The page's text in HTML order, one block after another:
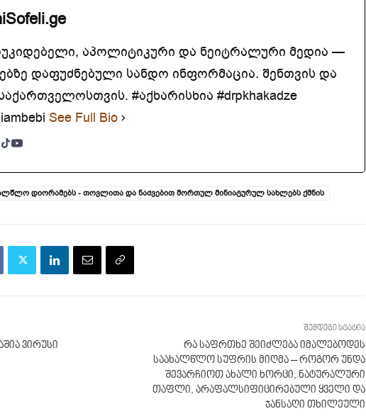
აპოლიტიკური და ნეიტრალური მედია —
დაფუძნებული სანდო ინფორმაცია. შენთვის და
#აქხარისხია #drpkhakadze
See Full Bio
დიორამებს - თოვლითა და ნაძვებით მორთულ მინიატურულ სახლებს ქმნის
ვირუსი
შემდეგი სტატია
რა საფრთხე შეიძლება იმალებოდეს
საახალწლო სუფრის მიღმა – როგორ უნდა
შევარჩიოთ ახალი ხორცი, ნატურალური
თაფლი, არაფალსიფიცირებული ყველი და
ჯანსაღი თხილეული